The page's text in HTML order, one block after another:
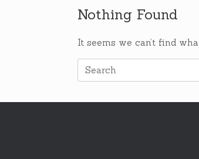
Nothing Found
It seems we can’t find
Search
for: